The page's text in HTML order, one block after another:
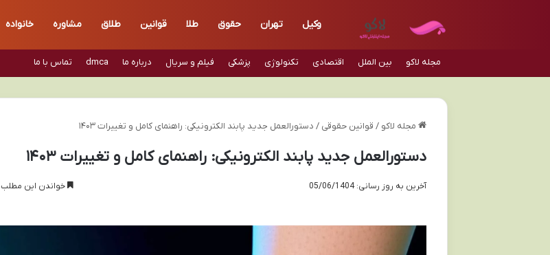
وکیل تهران حقوق طلا قوانین طلاق مشاوره خانواده
مجله لاکو بین الملل اقتصادی تکنولوژی پزشکی فیلم و سریال درباره ما dmca تماس با ما
مجله لاکو / قوانین حقوقی / دستورالعمل جدید پابند الکترونیکی: راهنمای کامل و تغییرات ۱۴۰۳
دستورالعمل جدید پابند الکترونیکی: راهنمای کامل و تغییرات ۱۴۰۳
آخرین به روز رسانی: 05/06/1404 خواندن این مطلب 13 دقیقه زمان میبرد